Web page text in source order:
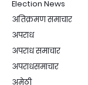
Election News
अतिक्रमण समाचार
अपराध
अपराध समाचार
अपराधसमाचार
अमेठी